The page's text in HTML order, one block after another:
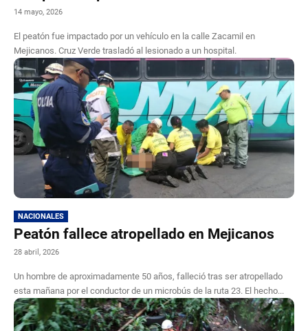
14 mayo, 2026
El peatón fue impactado por un vehículo en la calle Zacamil en
Mejicanos. Cruz Verde trasladó al lesionado a un hospital.
NACIONALES
Peatón fallece atropellado en Mejicanos
28 abril, 2026
Un hombre de aproximadamente 50 años, falleció tras ser atropellado
esta mañana por el conductor de un microbús de la ruta 23. El hecho...